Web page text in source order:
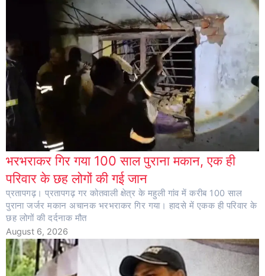
भरभराकर गिर गया 100 साल पुराना मकान, एक ही
परिवार के छह लोगों की गई जान
प्रतापगढ़। प्रतापगढ़ गर कोतवाली क्षेत्र के महुली गांव में करीब 100 साल
पुराना जर्जर मकान अचानक भरभराकर गिर गया। हादसे में एकक ही परिवार के
छह लोगों की दर्दनाक मौत
August 6, 2026